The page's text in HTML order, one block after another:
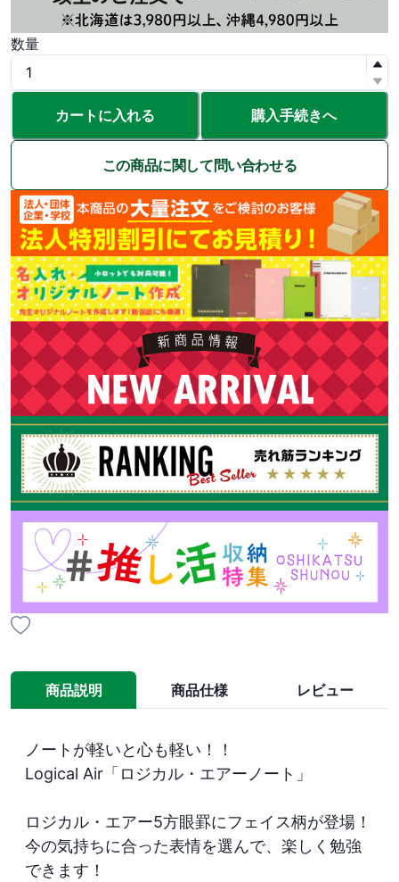
数量
カートに入れる 購入手続きへ
この商品に関して問い合わせる
商品説明 商品仕様 レビュー
ノートが軽いと心も軽い！！
Logical Air「ロジカル・エアーノート」
ロジカル・エアー5方眼罫にフェイス柄が登場！
今の気持ちに合った表情を選んで、楽しく勉強
できます！